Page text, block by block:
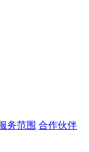
务范围 合作伙伴